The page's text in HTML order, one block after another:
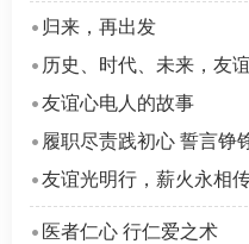
归来，再出发
历史、时代、未来，友
友谊心电人的故事
履职尽责践初心 誓言铮
友谊光明行，薪火永相
医者仁心 行仁爱之术